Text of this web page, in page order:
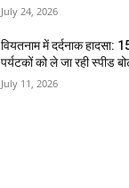
July 24, 2026
वियतनाम में दर्दनाक हादसा:
पर्यटकों को ले जा रही स्पीड
July 11, 2026